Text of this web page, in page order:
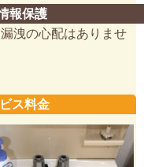
報保護
洩の心配はありませ
ス料金